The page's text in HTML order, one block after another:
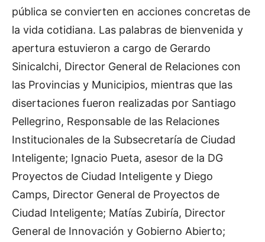
pública se convierten en acciones concretas de
la vida cotidiana. Las palabras de bienvenida y
apertura estuvieron a cargo de Gerardo
Sinicalchi, Director General de Relaciones con
las Provincias y Municipios, mientras que las
disertaciones fueron realizadas por Santiago
Pellegrino, Responsable de las Relaciones
Institucionales de la Subsecretaría de Ciudad
Inteligente; Ignacio Pueta, asesor de la DG
Proyectos de Ciudad Inteligente y Diego
Camps, Director General de Proyectos de
Ciudad Inteligente; Matías Zubiría, Director
General de Innovación y Gobierno Abierto;